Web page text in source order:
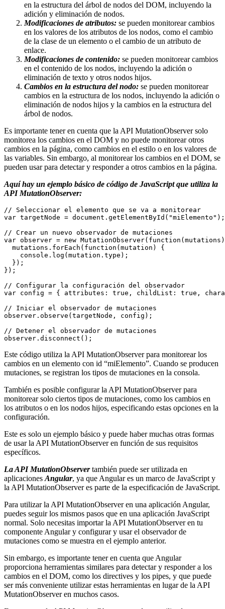
en la estructura del árbol de nodos del DOM, incluyendo la
adición y eliminación de nodos.
Modificaciones de atributos: se pueden monitorear cambios
en los valores de los atributos de los nodos, como el cambio
de la clase de un elemento o el cambio de un atributo de
enlace.
Modificaciones de contenido: se pueden monitorear cambios
en el contenido de los nodos, incluyendo la adición o
eliminación de texto y otros nodos hijos.
Cambios en la estructura del nodo: se pueden monitorear
cambios en la estructura de los nodos, incluyendo la adición o
eliminación de nodos hijos y la cambios en la estructura del
árbol de nodos.
Es importante tener en cuenta que la API MutationObserver solo
monitorea los cambios en el DOM y no puede monitorear otros
cambios en la página, como cambios en el estilo o en los valores de
las variables. Sin embargo, al monitorear los cambios en el DOM, se
pueden usar para detectar y responder a otros cambios en la página.
Aquí hay un ejemplo básico de código de JavaScript que utiliza la
API MutationObserver:
// Seleccionar el elemento que se va a monitorear
var targetNode = document. getElementById ( "miElemento" );
// Crear un nuevo observador de mutaciones
var observer = new MutationObserver( function
  mutations.
forEach ( function (mutation) {
    console.
log (mutation. type );
  });
});
// Configurar la configuración del observador
var config = { attributes: true , childList: true ,
// Iniciar el observador de mutaciones
observer. observe (targetNode, config);
// Detener el observador de mutaciones
observer. disconnect
Este código utiliza la API MutationObserver para monitorear los
cambios en un elemento con id “miElemento”. Cuando se producen
mutaciones, se registran los tipos de mutaciones en la consola.
También es posible configurar la API MutationObserver para
monitorear solo ciertos tipos de mutaciones, como los cambios en
los atributos o en los nodos hijos, especificando estas opciones en la
configuración.
Este es solo un ejemplo básico y puede haber muchas otras formas
de usar la API MutationObserver en función de sus requisitos
específicos.
La API MutationObservertambién puede ser utilizada en
aplicaciones Angular, ya que Angular es un marco de JavaScript y
la API MutationObserver es parte de la especificación de JavaScript.
Para utilizar la API MutationObserver en una aplicación Angular,
puedes seguir los mismos pasos que en una aplicación JavaScript
normal. Solo necesitas importar la API MutationObserver en tu
componente Angular y configurar y usar el observador de
mutaciones como se muestra en el ejemplo anterior.
Sin embargo, es importante tener en cuenta que Angular
proporciona herramientas similares para detectar y responder a los
cambios en el DOM, como los directives y los pipes, y que puede
ser más conveniente utilizar estas herramientas en lugar de la API
MutationObserver en muchos casos.